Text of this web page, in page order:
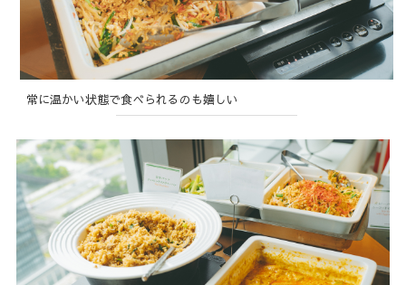
常に温かい状態で食べられるのも嬉しい